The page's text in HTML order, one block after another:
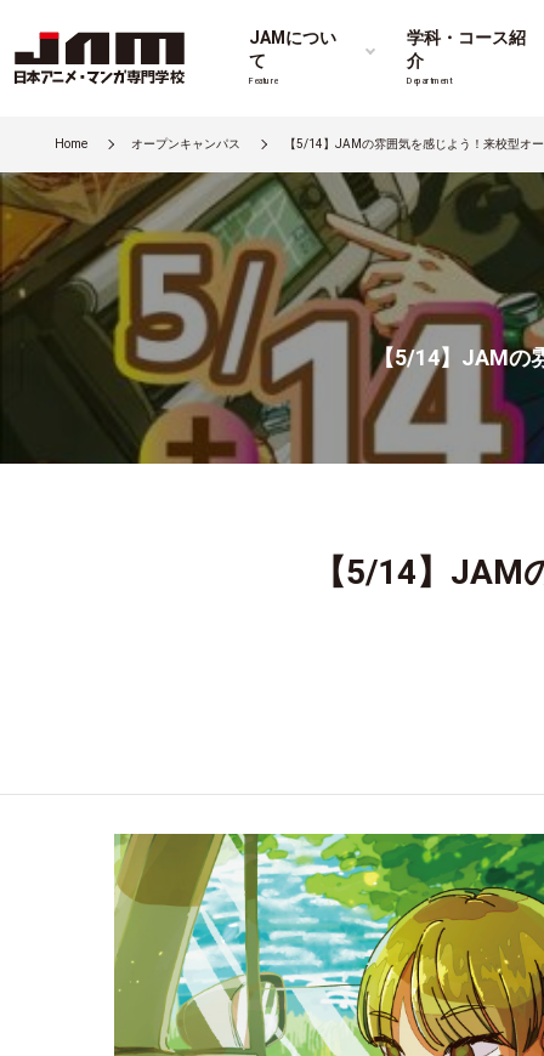
JAMについ
て
Feature
学科・コース紹
介
Department
Home オープンキャンパス 【5/14】JAMの雰囲気を感じよう！来校型オ
【5/14】JAMの
【5/14】